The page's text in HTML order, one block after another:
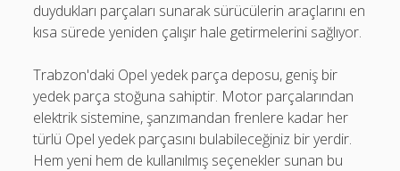
duydukları parçaları sunarak sürücülerin araçlarını en
kısa sürede yeniden çalışır hale getirmelerini sağlıyor.
Trabzon'daki Opel yedek parça deposu, geniş bir
yedek parça stoğuna sahiptir. Motor parçalarından
elektrik sistemine, şanzımandan frenlere kadar her
türlü Opel yedek parçasını bulabileceğiniz bir yerdir.
Hem yeni hem de kullanılmış seçenekler sunan bu